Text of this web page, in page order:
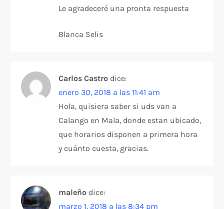
Le agradeceré una pronta respuesta
Blanca Selis
Carlos Castro dice:
enero 30, 2018 a las 11:41 am
Hola, quisiera saber si uds van a
Calango en Mala, donde estan ubicado,
que horarios disponen a primera hora
y cuánto cuesta, gracias.
maleño dice:
marzo 1, 2018 a las 8:34 pm